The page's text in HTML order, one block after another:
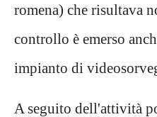
romena) che risultava
controllo è emerso
impianto di
A seguito dell'attività